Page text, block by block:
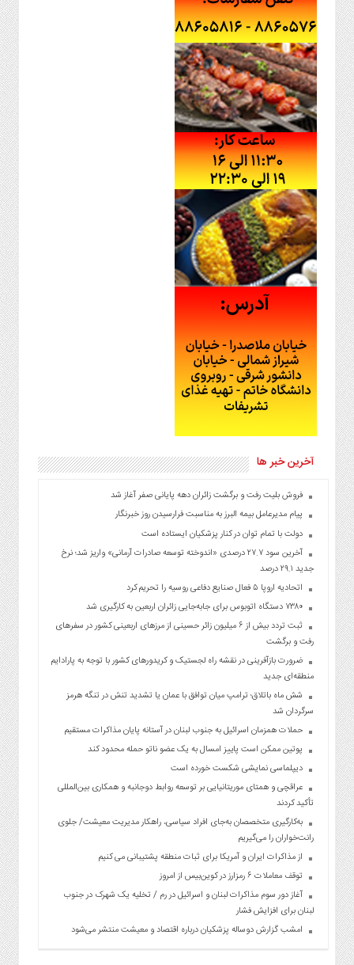
آخرین خبر ها
فروش بلیت رفت و برگشت زائران دهه پایانی صفر آغاز شد
پیام مدیرعامل بیمه البرز به مناسبت فرارسیدن روز خبرنگار
دولت با تمام توان در کنار پزشکیان ایستاده است
آخرین سود ۲۷.۷ درصدی «اندوخته توسعه صادرات آرمانی» واریز شد؛ نرخ
جدید ۲۹.۱ درصد
اتحادیه اروپا ۵ فعال صنایع دفاعی روسیه را تحریم کرد
۷۳۸۰ دستگاه اتوبوس برای جابه‌جایی زائران اربعین به‌ کارگیری شد
ثبت تردد بیش از ۶ میلیون زائر حسینی از مرزهای اربعینی کشور در سفرهای
رفت و برگشت
ضرورت بازآفرینی در نقشه راه لجستیک و کریدورهای کشور با توجه به پارادایم
منطقه‌ای جدید
شش ماه باتلاق؛ ترامپ میان توافق با عمان یا تشدید تنش در تنگه هرمز
سرگردان شد
حملات همزمان اسرائیل به جنوب لبنان در آستانه پایان مذاکرات مستقیم
پوتین ممکن است پاییز امسال به یک عضو ناتو حمله محدود کند
دیپلماسی نمایشی شکست خورده است
عراقچی و همتای موریتانیایی بر توسعه روابط دوجانبه و همکاری بین‌المللی
تأکید کردند
به‌کارگیری متخصصان به‌جای افراد سیاسی، راهکار مدیریت معیشت/ جلوی
رانت‌خواران را می‌گیریم
از مذاکرات ایران و آمریکا برای ثبات منطقه پشتیبانی می کنیم
توقف معاملات ۶ رمزارز در کوین‌بیس از امروز
آغاز دور سوم مذاکرات لبنان و اسرائیل در رم / تخلیه یک شهرک در جنوب
لبنان برای افزایش فشار
امشب گزارش دوساله پزشکیان درباره اقتصاد و معیشت منتشر می‌شود